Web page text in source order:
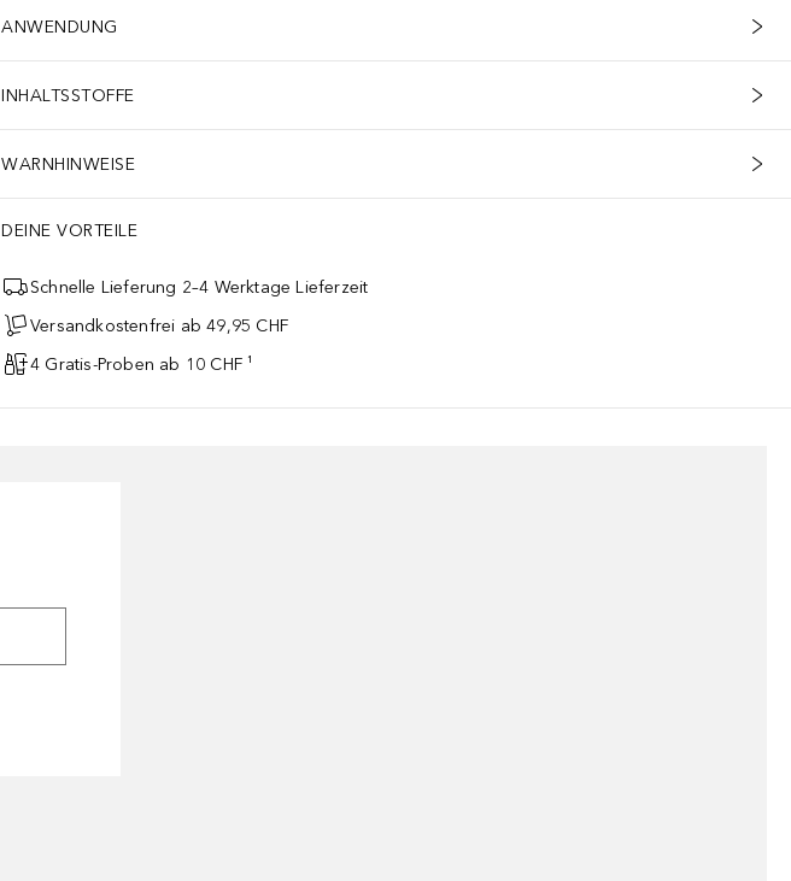
ANWENDUNG
INHALTSSTOFFE
WARNHINWEISE
DEINE VORTEILE
Schnelle Lieferung 2–4 Werktage Lieferzeit
Versandkostenfrei ab 49,95 CHF
4 Gratis-Proben ab 10 CHF ¹